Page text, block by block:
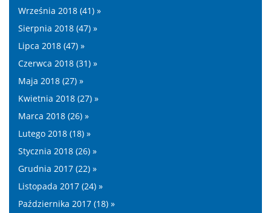
Września 2018 (41) »
Sierpnia 2018 (47) »
Lipca 2018 (47) »
Czerwca 2018 (31) »
Maja 2018 (27) »
Kwietnia 2018 (27) »
Marca 2018 (26) »
Lutego 2018 (18) »
Stycznia 2018 (26) »
Grudnia 2017 (22) »
Listopada 2017 (24) »
Października 2017 (18) »